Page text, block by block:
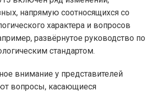
напрямую соотносящихся со
характера и вопросов
развёрнутое руководство по
стандартом.
внимание у представителей
вопросы, касающиеся